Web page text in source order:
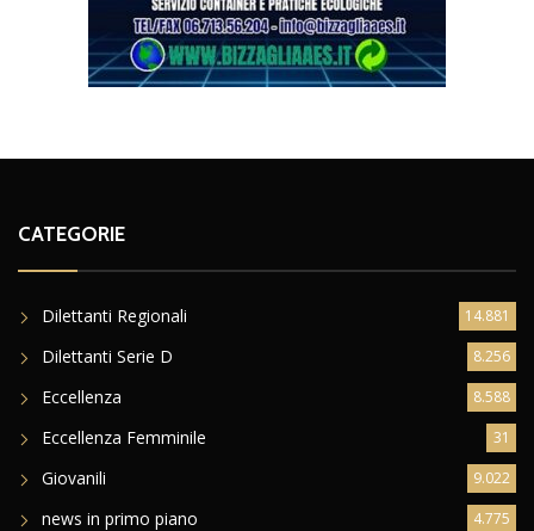
CATEGORIE
Dilettanti Regionali 14.881
Dilettanti Serie D 8.256
Eccellenza 8.588
Eccellenza Femminile 31
Giovanili 9.022
news in primo piano 4.775